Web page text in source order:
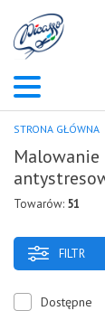
STRONA GŁÓWNA
Towarów: 51
FILTR
Dostępne